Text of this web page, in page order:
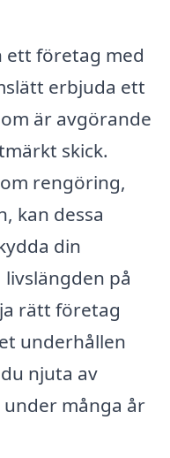
ett företag med
erbjuda ett
är avgörande
skick.
rengöring,
kan dessa
din
på
rätt företag
underhållen
njuta av
många år